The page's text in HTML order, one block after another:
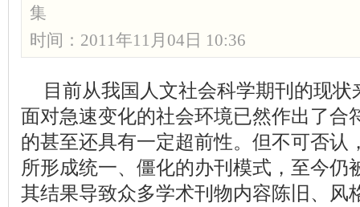
集
时间：2011年11月04日 10:36
目前从我国人文社会科学期刊的现
面对急速变化的社会环境已然作出了合
的甚至还具有一定超前性。但不可否认
所形成统一、僵化的办刊模式，至今仍
其结果导致众多学术刊物内容陈旧、风